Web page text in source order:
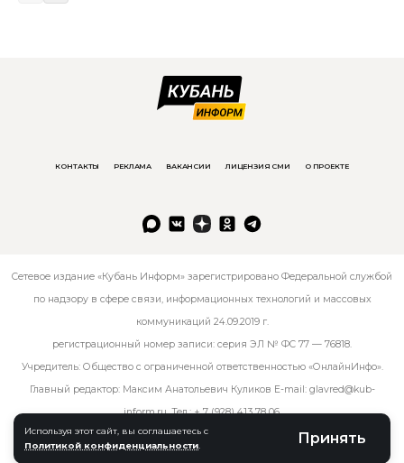
Используя этот сайт, вы соглашаетесь с
Политикой конфиденциальности
Принять
КОНТАКТЫ РЕКЛАМА ВАКАНСИИ ЛИЦЕНЗИЯ СМИ О ПРОЕКТЕ
Сетевое издание «Кубань Информ» зарегистрировано Федеральной службой
по надзору в сфере связи, информационных технологий и массовых
коммуникаций 24.09.2019 г.
регистрационный номер записи: серия ЭЛ № ФС 77 — 76818.
Учредитель: Общество с ограниченной ответственностью «ОнлайнИнфо».
Главный редактор: Максим Анатольевич Куликов E-mail: glavred@kub-
inform.ru. Тел.:+ 7 (928) 413 78 06.
© kub-inform 2026